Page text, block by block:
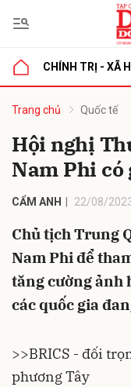
CHÍNH TRỊ - XÃ
Trang chủ Quốc tế
Hội nghị
Nam Phi có
CẨM ANH 22/08/
Chủ tịch Trung
Nam Phi để
tăng cường ảnh
các quốc gia
>>BRICS - đối
phương Tây
luận